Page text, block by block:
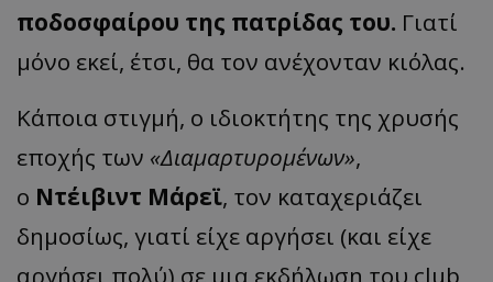
ποδοσφαίρου της πατρίδας του. Γιατί
μόνο εκεί, έτσι, θα τον ανέχονταν κιόλας.
Κάποια στιγμή, ο ιδιοκτήτης της χρυσής
εποχής των «Διαμαρτυρομένων»,
ο Ντέιβιντ Μάρεϊ, τον καταχεριάζει
δημοσίως, γιατί είχε αργήσει (και είχε
αργήσει πολύ) σε μια εκδήλωση του club